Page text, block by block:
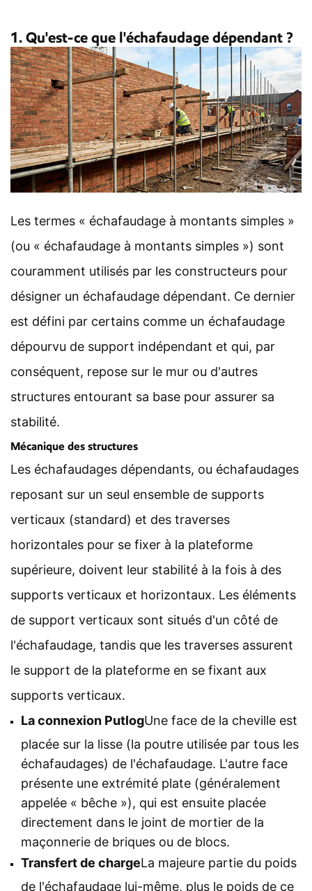
1. Qu'est-ce que l'échafaudage dépendant ?
Les termes « échafaudage à montants simples »
(ou « échafaudage à montants simples ») sont
couramment utilisés par les constructeurs pour
désigner un échafaudage dépendant. Ce dernier
est défini par certains comme un échafaudage
dépourvu de support indépendant et qui, par
conséquent, repose sur le mur ou d'autres
structures entourant sa base pour assurer sa
stabilité.
Mécanique des structures
Les échafaudages dépendants, ou échafaudages
reposant sur un seul ensemble de supports
verticaux (standard) et des traverses
horizontales pour se fixer à la plateforme
supérieure, doivent leur stabilité à la fois à des
supports verticaux et horizontaux. Les éléments
de support verticaux sont situés d'un côté de
l'échafaudage, tandis que les traverses assurent
le support de la plateforme en se fixant aux
supports verticaux.
La connexion PutlogUne face de la cheville est
placée sur la lisse (la poutre utilisée par tous les
échafaudages) de l'échafaudage. L'autre face
présente une extrémité plate (généralement
appelée « bêche »), qui est ensuite placée
directement dans le joint de mortier de la
maçonnerie de briques ou de blocs.
Transfert de chargeLa majeure partie du poids
de l'échafaudage lui-même, plus le poids de ce